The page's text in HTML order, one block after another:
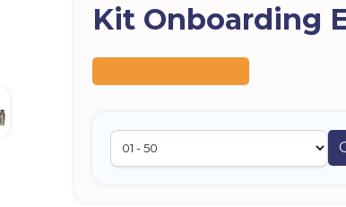
Kit Onboarding